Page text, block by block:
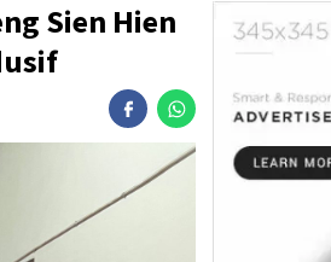
Sien Hien